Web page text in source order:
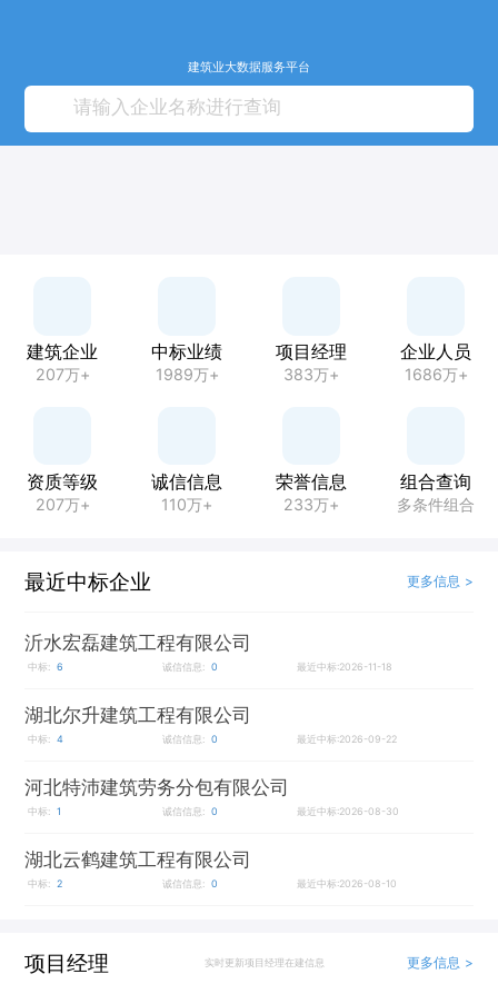
建筑业大数据服务平台
建筑企业
207万+
中标业绩
1989万+
项目经理
383万+
企业人员
1686万+
资质等级
207万+
诚信信息
110万+
荣誉信息
233万+
组合查询
多条件组合
最近中标企业 更多信息 >
沂水宏磊建筑工程有限公司
中标: 6 诚信信息: 0 最近中标:2026-11-18
湖北尔升建筑工程有限公司
中标: 4 诚信信息: 0 最近中标:2026-09-22
河北特沛建筑劳务分包有限公司
中标: 1 诚信信息: 0 最近中标:2026-08-30
湖北云鹤建筑工程有限公司
中标: 2 诚信信息: 0 最近中标:2026-08-10
项目经理 实时更新项目经理在建信息 更多信息 >